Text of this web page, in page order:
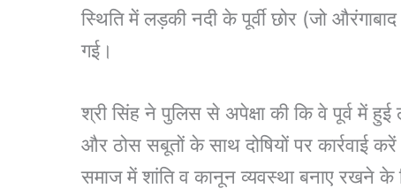
स्थिति में लड़की नदी के पूर्वी छोर (जो
गई।
श्री सिंह ने पुलिस से अपेक्षा की कि वे पूर्व में
और ठोस सबूतों के साथ दोषियों पर कार्रवाई
समाज में शांति व कानून व्यवस्था बनाए रखने के